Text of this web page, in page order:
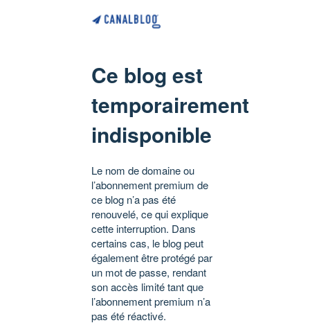
Ce blog est
temporairement
indisponible
Le nom de domaine ou
l’abonnement premium de
ce blog n’a pas été
renouvelé, ce qui explique
cette interruption. Dans
certains cas, le blog peut
également être protégé par
un mot de passe, rendant
son accès limité tant que
l’abonnement premium n’a
pas été réactivé.